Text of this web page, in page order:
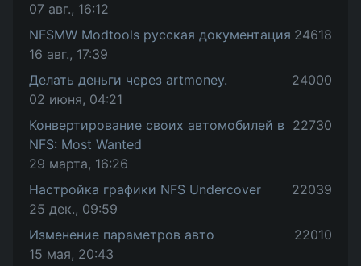
07 авг., 16:12
NFSMW Modtools русская документация
16 авг., 17:39
24618
Делать деньги через artmoney.
02 июня, 04:21
24000
Конвертирование своих автомобилей в
NFS: Most Wanted
29 марта, 16:26
22730
Настройка графики NFS Undercover
25 дек., 09:59
22039
Изменение параметров авто
15 мая, 20:43
22010